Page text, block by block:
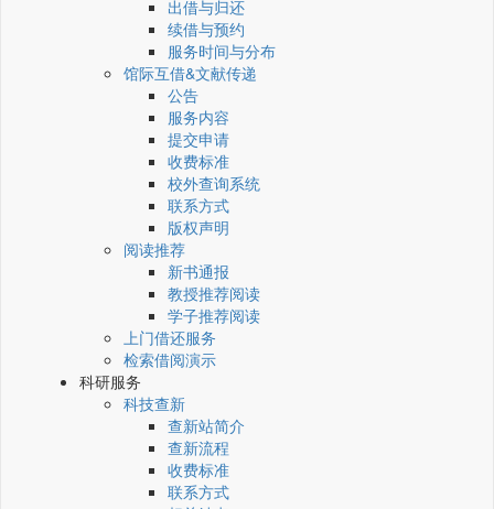
出借与归还
续借与预约
服务时间与分布
馆际互借&文献传递
公告
服务内容
提交申请
收费标准
校外查询系统
联系方式
版权声明
阅读推荐
新书通报
教授推荐阅读
学子推荐阅读
上门借还服务
检索借阅演示
科研服务
科技查新
查新站简介
查新流程
收费标准
联系方式